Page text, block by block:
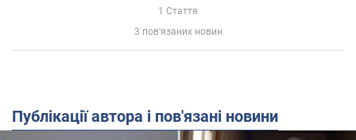
1 Стаття
3 пов'язаних новин
Публікації автора і пов'язані новини